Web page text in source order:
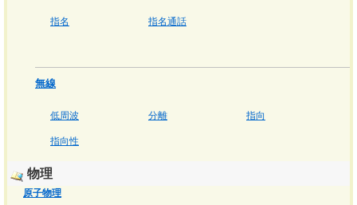
指名 指名通話
無線
低周波 分離 指向
指向性
物理
原子物理